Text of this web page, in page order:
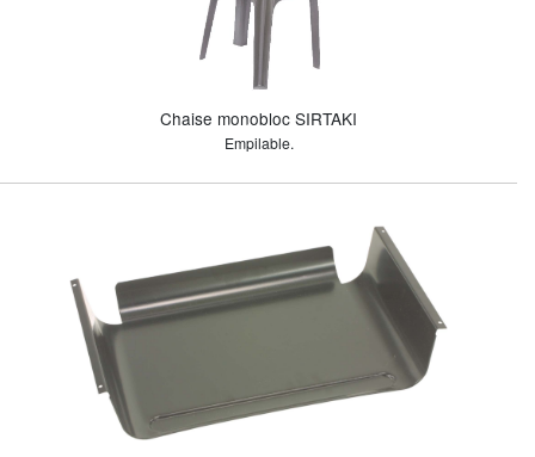
Chaise monobloc SIRTAKI
Empilable.